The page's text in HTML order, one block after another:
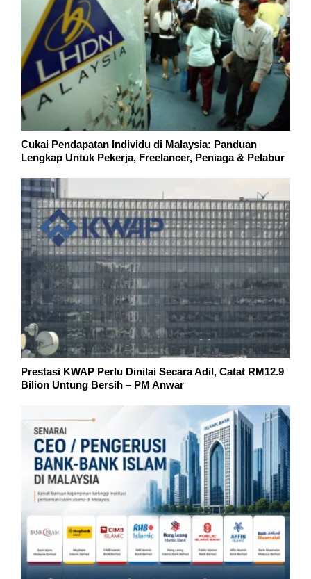
Cukai Pendapatan Individu di Malaysia: Panduan
Lengkap Untuk Pekerja, Freelancer, Peniaga & Pelabur
Prestasi KWAP Perlu Dinilai Secara Adil, Catat RM12.9
Bilion Untung Bersih – PM Anwar